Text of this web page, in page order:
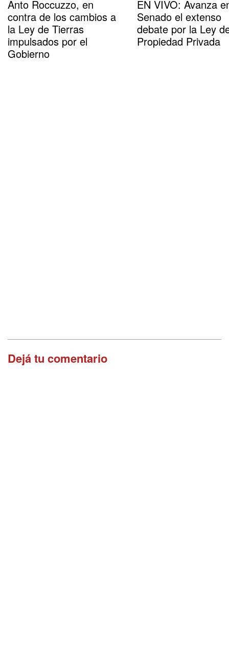
Anto Roccuzzo, en
contra de los cambios a
la Ley de Tierras
impulsados por el
Gobierno
EN VIVO: Avanza
Senado el extenso
debate por la Ley
Propiedad Privada
Dejá tu comentario